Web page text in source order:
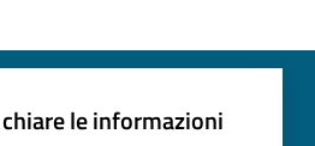
le informazioni